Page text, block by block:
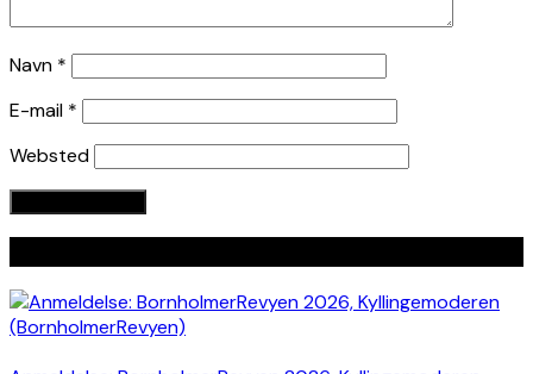
Navn *
E-mail *
Websted